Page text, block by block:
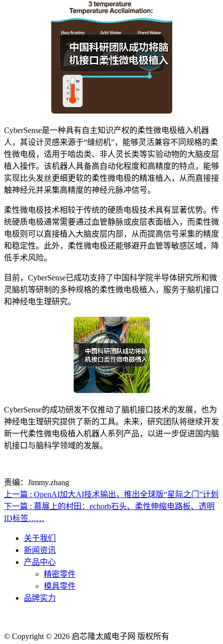
CyberSense是一种具有自主知识产权的柔性微电极植入机器
人，其设计灵感来源于“缝纫机”，能够灵活兼容不同规格的柔
性微电极，适用于啮齿类、非人灵长类等实验动物的大脑皮层
植入操作。该机器人具备高自动化程度和高精度的特点，能够
实现比头发丝更细更软的柔性微电极的精准植入，从而直接接
触神经元并采集高精度的神经元脉冲信号。
柔性微电极技术相较于传统的硬质电极技术具有显著优势。传
统硬质电极通常需要通过血管静脉或皮层表面植入，而柔性微
电极则可以直接植入大脑皮层内部，从而提高信号采集的精度
和稳定性。此外，柔性微电极还能够避开血管等敏感区域，降
低手术风险。
目前，CyberSense已成功支持了中国科学院半导体研究所和微
灵脑机等研制的多种规格的柔性微电极植入，服务于脑机接口
和神经电生理研究。
CyberSense的成功研发不仅推动了脑机接口技术的发展，也为
神经电生理研究提供了新的工具。未来，研究团队将继续开发
新一代柔性微电极植入机器人系列产品，以进一步促进国内脑
机接口与脑科学领域的发展。
责编：Jimmy.zhang
上一篇 : OpenAI加大AI技术输出，推出全球版“星际之门”计划
下一篇 : 慕展上的村田：echorb石头、柔性伸缩电路板、透明
ID标签……
关于我们
新闻资讯
产品中心
精密零件
模具零件
品牌实力
© Copyright © 2026 启芯隆太威电子网 版权所有